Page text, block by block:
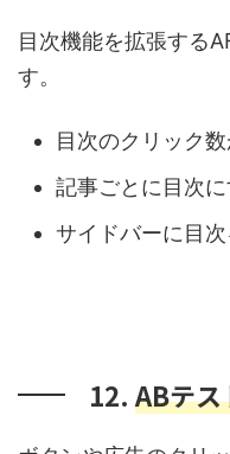
目次機能を拡張する
す。
目次のクリック
記事ごとに目次
サイドバーに目
12. ABテ